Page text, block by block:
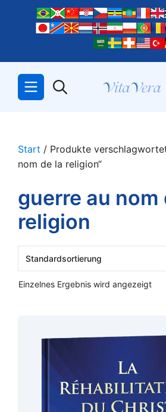
springen
Start / Produkte
nom de la religion“
guerre au nom
religion
Einzelnes Ergebnis wird angezeigt